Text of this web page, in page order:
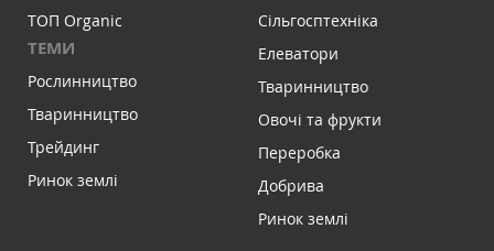
ТОП Organic
ТЕМИ
Рослинництво
Тваринництво
Трейдинг
Ринок землі
Сільгосптехніка
Елеватори
Тваринництво
Овочі та фрукти
Переробка
Добрива
Ринок землі